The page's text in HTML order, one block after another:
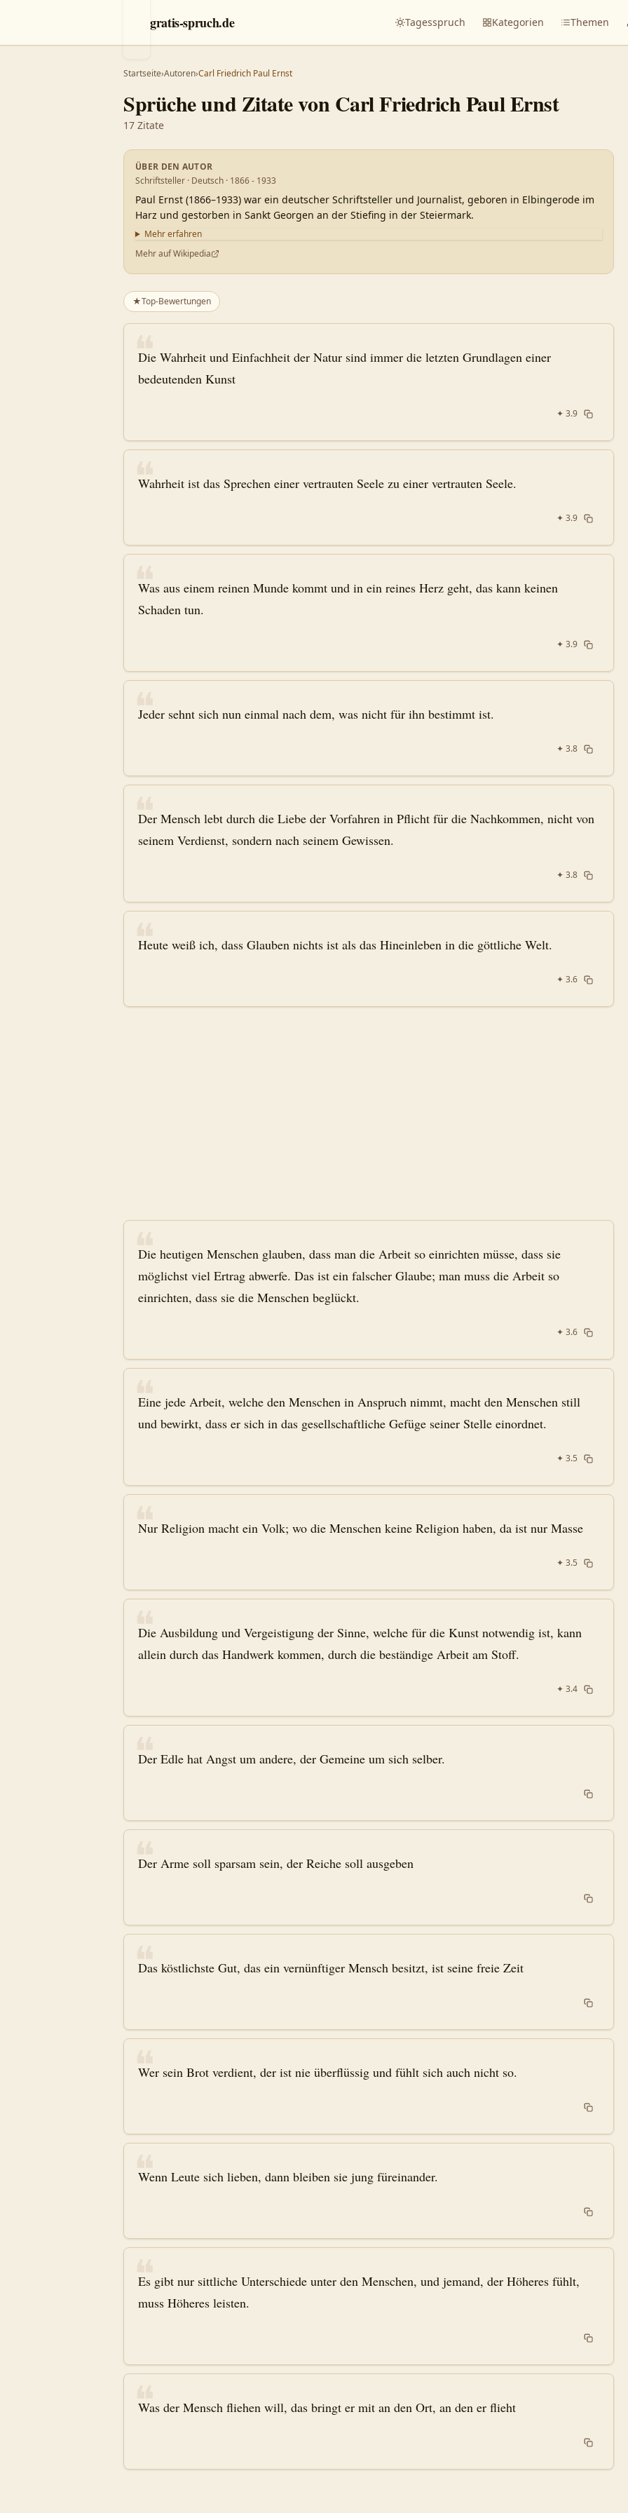
gratis-spruch.de Tagesspruch Kategorien Themen
Startseite›Autoren›Carl Friedrich Paul Ernst
Sprüche und Zitate vonCarl Friedrich Paul Ernst
17 Zitate
ÜBER DEN AUTOR
Schriftsteller · Deutsch · 1866 - 1933
Paul Ernst (1866–1933) war ein deutscher Schriftsteller und Journalist, geboren in Elbingerode im
Harz und gestorben in Sankt Georgen an der Stiefing in der Steiermark.
Mehr erfahren
Mehr auf Wikipedia
★Top-Bewertungen
❝
Die Wahrheit und Einfachheit der Natur sind immer die letzten Grundlagen einer
bedeutenden Kunst
✦ 3.9
❝
Wahrheit ist das Sprechen einer vertrauten Seele zu einer vertrauten Seele.
✦ 3.9
❝
Was aus einem reinen Munde kommt und in ein reines Herz geht, das kann keinen
Schaden tun.
✦ 3.9
❝
Jeder sehnt sich nun einmal nach dem, was nicht für ihn bestimmt ist.
✦ 3.8
❝
Der Mensch lebt durch die Liebe der Vorfahren in Pflicht für die Nachkommen, nicht von
seinem Verdienst, sondern nach seinem Gewissen.
✦ 3.8
❝
Heute weiß ich, dass Glauben nichts ist als das Hineinleben in die göttliche Welt.
✦ 3.6
❝
Die heutigen Menschen glauben, dass man die Arbeit so einrichten müsse, dass sie
möglichst viel Ertrag abwerfe. Das ist ein falscher Glaube; man muss die Arbeit so
einrichten, dass sie die Menschen beglückt.
✦ 3.6
❝
Eine jede Arbeit, welche den Menschen in Anspruch nimmt, macht den Menschen still
und bewirkt, dass er sich in das gesellschaftliche Gefüge seiner Stelle einordnet.
✦ 3.5
❝
Nur Religion macht ein Volk; wo die Menschen keine Religion haben, da ist nur Masse
✦ 3.5
❝
Die Ausbildung und Vergeistigung der Sinne, welche für die Kunst notwendig ist, kann
allein durch das Handwerk kommen, durch die beständige Arbeit am Stoff.
✦ 3.4
❝
Der Edle hat Angst um andere, der Gemeine um sich selber.
❝
Der Arme soll sparsam sein, der Reiche soll ausgeben
❝
Das köstlichste Gut, das ein vernünftiger Mensch besitzt, ist seine freie Zeit
❝
Wer sein Brot verdient, der ist nie überflüssig und fühlt sich auch nicht so.
❝
Wenn Leute sich lieben, dann bleiben sie jung füreinander.
❝
Es gibt nur sittliche Unterschiede unter den Menschen, und jemand, der Höheres fühlt,
muss Höheres leisten.
❝
Was der Mensch fliehen will, das bringt er mit an den Ort, an den er flieht